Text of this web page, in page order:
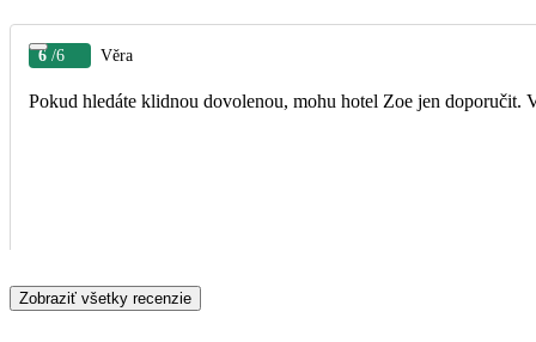
6 /6 Věra
Pokud hledáte klidnou dovolenou, mohu hotel Zoe jen
Zobraziť všetky recenzie